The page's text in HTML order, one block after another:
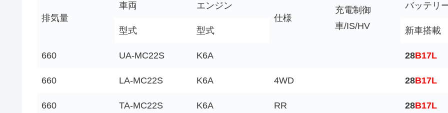
排気量
車両
エンジン
仕様
充電制御
車/IS/HV
バッテリ
型式 型式 新車搭載
660 UA-MC22S K6A 28B17L
660 LA-MC22S K6A 4WD 28B17L
660 TA-MC22S K6A RR 28B17L